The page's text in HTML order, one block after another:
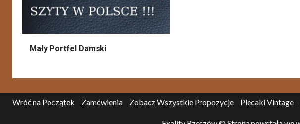
Mały Portfel Damski
Wróć na Początek Zamówienia Zobacz Wszystkie Propozycje Plecaki Vintage